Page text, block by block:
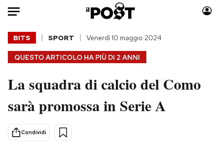
Auto
HOME
Italia
Politica
Tecnologia
Internet
Moda
Consumismi
QUESTO ARTICOLO HA PIÙ DI 2 ANNI
BITS SPORT Venerdì 10 maggio 2024
La squadra di calcio del Como
sarà promossa in Serie A
Condividi